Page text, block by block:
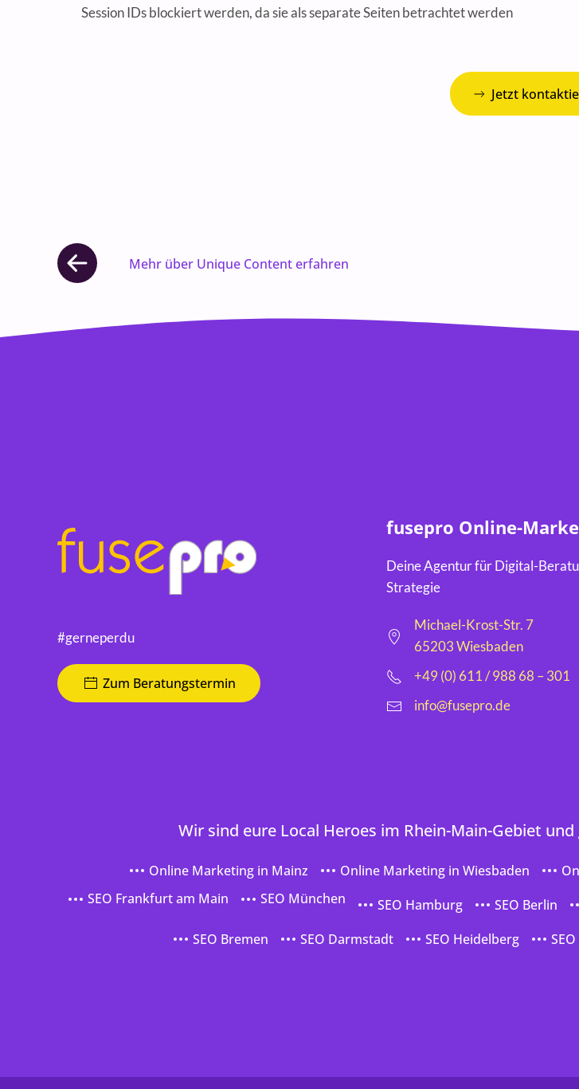
Session IDs blockiert werden, da sie als separate Seiten betrachtet werden
Jetzt
Mehr über Unique Content erfahren
#gerneperdu
Zum Beratungstermin
fusepro Online-
Deine Agentur für Digital-
Strategie
Michael-Krost-Str. 7
65203 Wiesbaden
+49 (0) 611 / 988 68 – 301
info@fusepro.de
Wir sind eure Local Heroes im Rhein-Main-Gebiet
Online Marketing in Mainz Online Marketing in Wiesbaden
SEO Frankfurt am Main
SEO München SEO Hamburg SEO Berlin
SEO Bremen
SEO Darmstadt SEO Heidelberg